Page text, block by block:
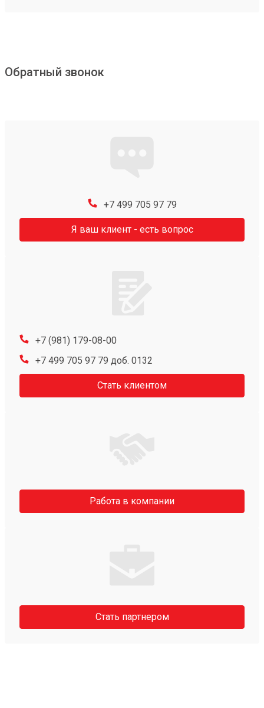
Обратный звонок
+7 499 705 97 79
Я ваш клиент - есть вопрос
+7 (981) 179-08-00
+7 499 705 97 79 доб. 0132
Стать клиентом
Работа в компании
Стать партнером